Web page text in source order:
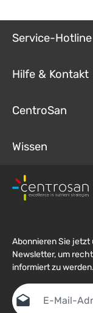
Service-Hotline
Hilfe & Kontakt
CentroSan
Wissen
Abonnieren Sie
Newsletter, um
informiert zu werden.
E-Mail-Adresse*